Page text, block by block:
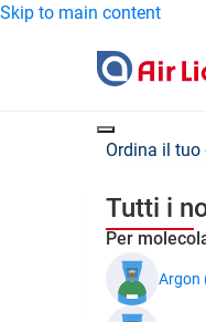
Skip to main content
Ordina il tuo
Tutti i
Per
Argon